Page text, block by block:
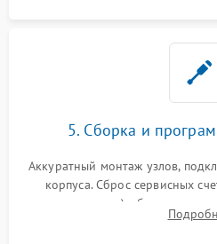
5. Сборка и
Аккуратный монтаж узлов,
корпуса. Сброс сервисных
закрепления), обновление
калибровка цветопередачи и